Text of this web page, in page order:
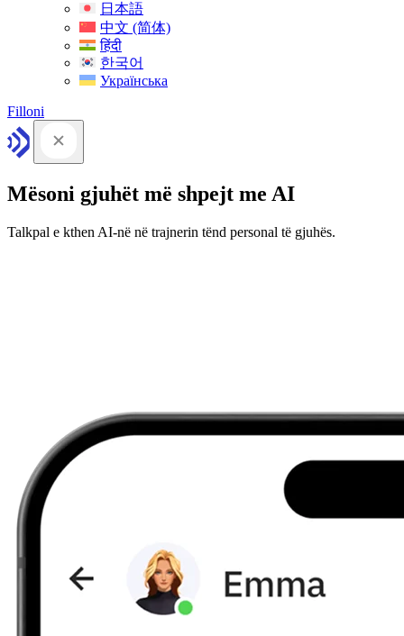
日本語
中文 (简体)
हिंदी
한국어
Українська
Filloni
Mësoni gjuhët më shpejt me AI
Talkpal e kthen AI-në në trajnerin tënd personal të gjuhës.